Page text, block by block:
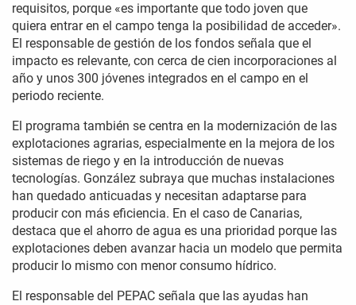
requisitos, porque «es importante que todo joven que
quiera entrar en el campo tenga la posibilidad de acceder».
El responsable de gestión de los fondos señala que el
impacto es relevante, con cerca de cien incorporaciones al
año y unos 300 jóvenes integrados en el campo en el
periodo reciente.
El programa también se centra en la modernización de las
explotaciones agrarias, especialmente en la mejora de los
sistemas de riego y en la introducción de nuevas
tecnologías. González subraya que muchas instalaciones
han quedado anticuadas y necesitan adaptarse para
producir con más eficiencia. En el caso de Canarias,
destaca que el ahorro de agua es una prioridad porque las
explotaciones deben avanzar hacia un modelo que permita
producir lo mismo con menor consumo hídrico.
El responsable del PEPAC señala que las ayudas han